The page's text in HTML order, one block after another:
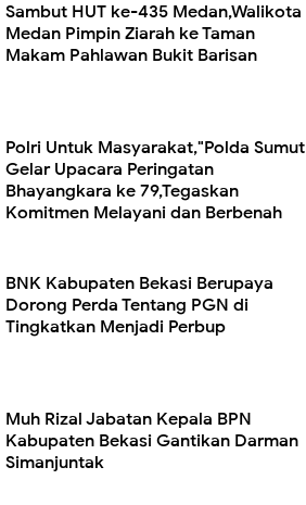
Sambut HUT ke-435 Medan,Walikota
Medan Pimpin Ziarah ke Taman
Makam Pahlawan Bukit Barisan
Polri Untuk Masyarakat,"Polda Sumut
Gelar Upacara Peringatan
Bhayangkara ke 79,Tegaskan
Komitmen Melayani dan Berbenah
BNK Kabupaten Bekasi Berupaya
Dorong Perda Tentang PGN di
Tingkatkan Menjadi Perbup
Muh Rizal Jabatan Kepala BPN
Kabupaten Bekasi Gantikan Darman
Simanjuntak